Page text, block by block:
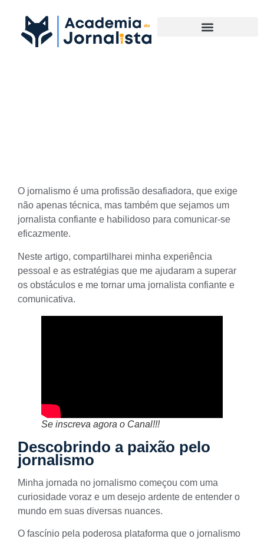
O jornalismo é uma profissão desafiadora, que exige
não apenas técnica, mas também que sejamos um
jornalista confiante e habilidoso para comunicar-se
eficazmente.
Neste artigo, compartilharei minha experiência
pessoal e as estratégias que me ajudaram a superar
os obstáculos e me tornar uma jornalista confiante e
comunicativa.
Se inscreva agora o Canal!!!
Descobrindo a paixão pelo
jornalismo
Minha jornada no jornalismo começou com uma
curiosidade voraz e um desejo ardente de entender o
mundo em suas diversas nuances.
O fascínio pela poderosa plataforma que o jornalismo